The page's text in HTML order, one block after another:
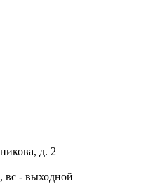
д. 2
вс - выходной